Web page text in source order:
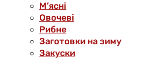
М’ясні
Овочеві
Рибне
Заготовки на зиму
Закуски